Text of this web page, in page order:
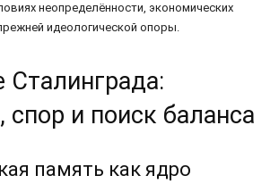
неопределённости, экономических
идеологической опоры.
Сталинграда:
спор и поиск баланса
память как ядро